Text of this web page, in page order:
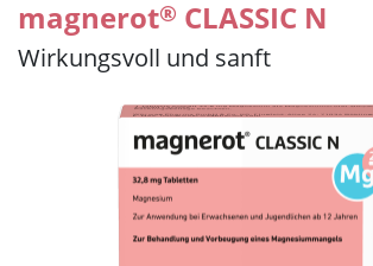
magnerot® CLASSIC N
Wirkungsvoll und sanft